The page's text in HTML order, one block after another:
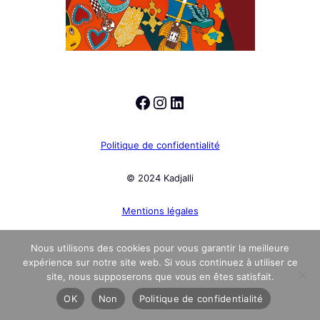
Facebook Instagram LinkedIn
Politique de confidentialité
© 2024 Kadjalli
Mentions légales
Nous utilisons des cookies pour vous garantir la meilleure
expérience sur notre site web. Si vous continuez à utiliser ce
site, nous supposerons que vous en êtes satisfait.
OK
Non Politique de confidentialité